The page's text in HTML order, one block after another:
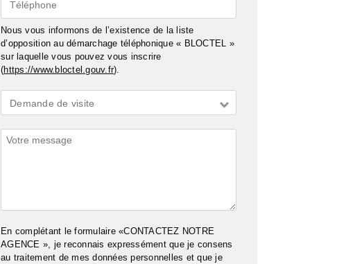
Nous vous informons de l’existence de la liste
d’opposition au démarchage téléphonique « BLOCTEL »
sur laquelle vous pouvez vous inscrire
(https://www.bloctel.gouv.fr).
Demande
*
Demande de visite
Commentaires
En complétant le formulaire «CONTACTEZ NOTRE
AGENCE », je reconnais expressément que je consens
au traitement de mes données personnelles et que je